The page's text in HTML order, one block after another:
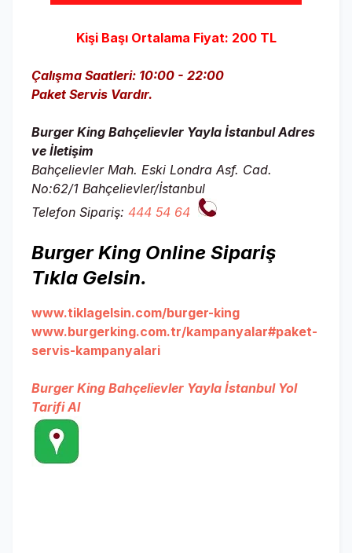
Kişi Başı Ortalama Fiyat: 200 TL
Çalışma Saatleri: 10:00 - 22:00
Paket Servis Vardır.
Burger King Bahçelievler Yayla İstanbul Adres
ve İletişim
Bahçelievler Mah. Eski Londra Asf. Cad.
No:62/1 Bahçelievler/İstanbul
Telefon Sipariş: 444 54 64
Burger King Online Sipariş
Tıkla Gelsin.
www.tiklagelsin.com/burger-king
www.burgerking.com.tr/kampanyalar#paket-
servis-kampanyalari
Burger King Bahçelievler Yayla İstanbul Yol
Tarifi Al